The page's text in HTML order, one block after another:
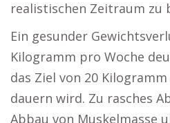
realistischen Zeitraum zu
Ein gesunder
Kilogramm pro Woche
das Ziel von 20
dauern wird. Zu rasches
Abbau von Muskelmasse